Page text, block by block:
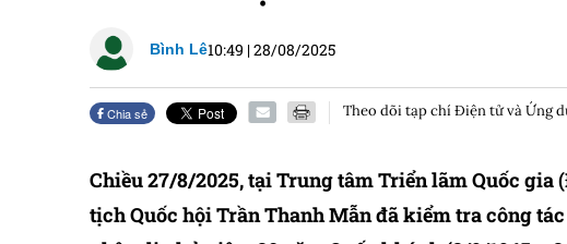
Bình Lê10:49 |28/08/2025
Chia sẻ Theo dõi tạp chí Điện tử và Ứng
Chiều 27/8/2025, tại Trung tâm Triển lãm Quốc
tịch Quốc hội Trần Thanh Mẫn đã kiểm tra công